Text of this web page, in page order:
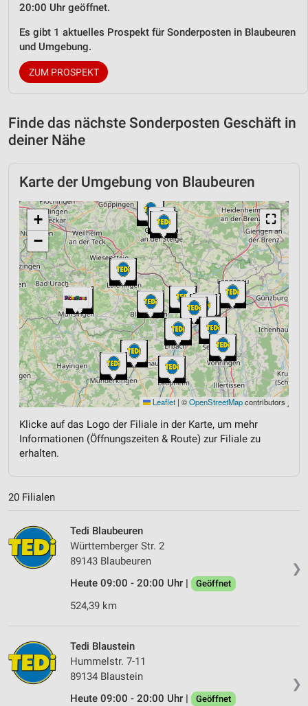
20:00 Uhr geöffnet.
Es gibt 1 aktuelles Prospekt für Sonderposten in Blaubeuren
und Umgebung.
ZUM PROSPEKT
Finde das nächste Sonderposten Geschäft in
deiner Nähe
Karte der Umgebung von Blaubeuren
⛶
+
−
Leaflet | ©OpenStreetMapcontributors
Klicke auf das Logo der Filiale in der Karte, um mehr
Informationen (Öffnungszeiten & Route) zur Filiale zu
erhalten.
20 Filialen
❯
Tedi Blaubeuren
Württemberger Str. 2
89143 Blaubeuren
Heute 09:00 - 20:00 Uhr |
Geöffnet
524,39 km
❯
Tedi Blaustein
Hummelstr. 7-11
89134 Blaustein
Heute 09:00 - 20:00 Uhr |
Geöffnet